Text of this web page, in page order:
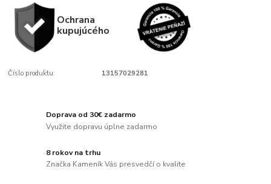
Ochrana
kupujúcého
Číslo produktu: 13157029281
Doprava od 30€ zadarmo
Využite dopravu úplne zadarmo
8 rokov na trhu
Značka Kameník Vás presvedčí o kvalite